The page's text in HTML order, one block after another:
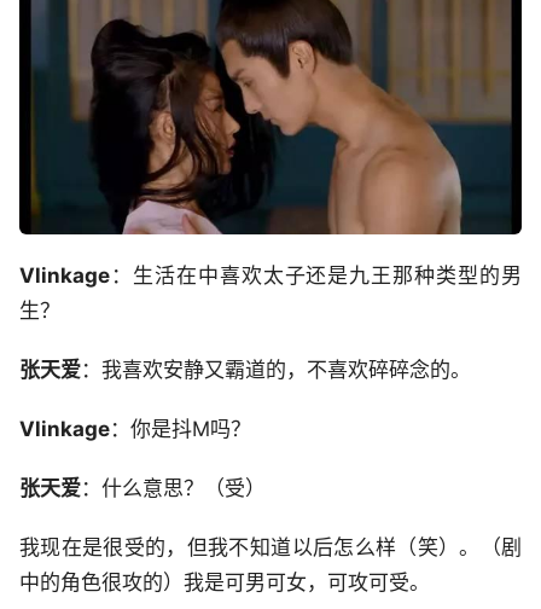
Vlinkage ：生活在中喜欢太子还是九王那种类型的男
生？
张天爱：我喜欢安静又霸道的，不喜欢碎碎念的。
Vlinkage：你是抖M吗？
张天爱：什么意思？（受）
我现在是很受的，但我不知道以后怎么样（笑）。（剧
中的角色很攻的）我是可男可女，可攻可受。